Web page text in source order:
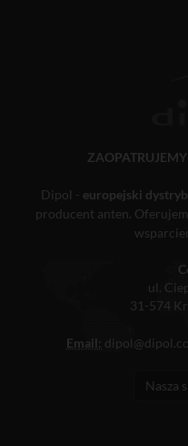
Dipol - europejski
producent anten.
ul.
31-574
Email:
Nasza